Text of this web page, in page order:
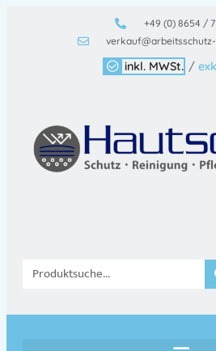
+49 (0) 8654 /
inkl. MWSt. /